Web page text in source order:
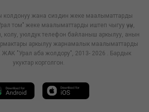
колдонуу жана сиздин жеке маалыматтарды
том" жеке маалыматтарды иштеп чыгуу үчүн,
колу, уюлдук телефон байланыш аркылуу, анын
аркылуу жарнамалык маалыматтарды
ЖАК "Урал аба жолдору", 2013- 2026 . Бардык
укуктар корголгон.